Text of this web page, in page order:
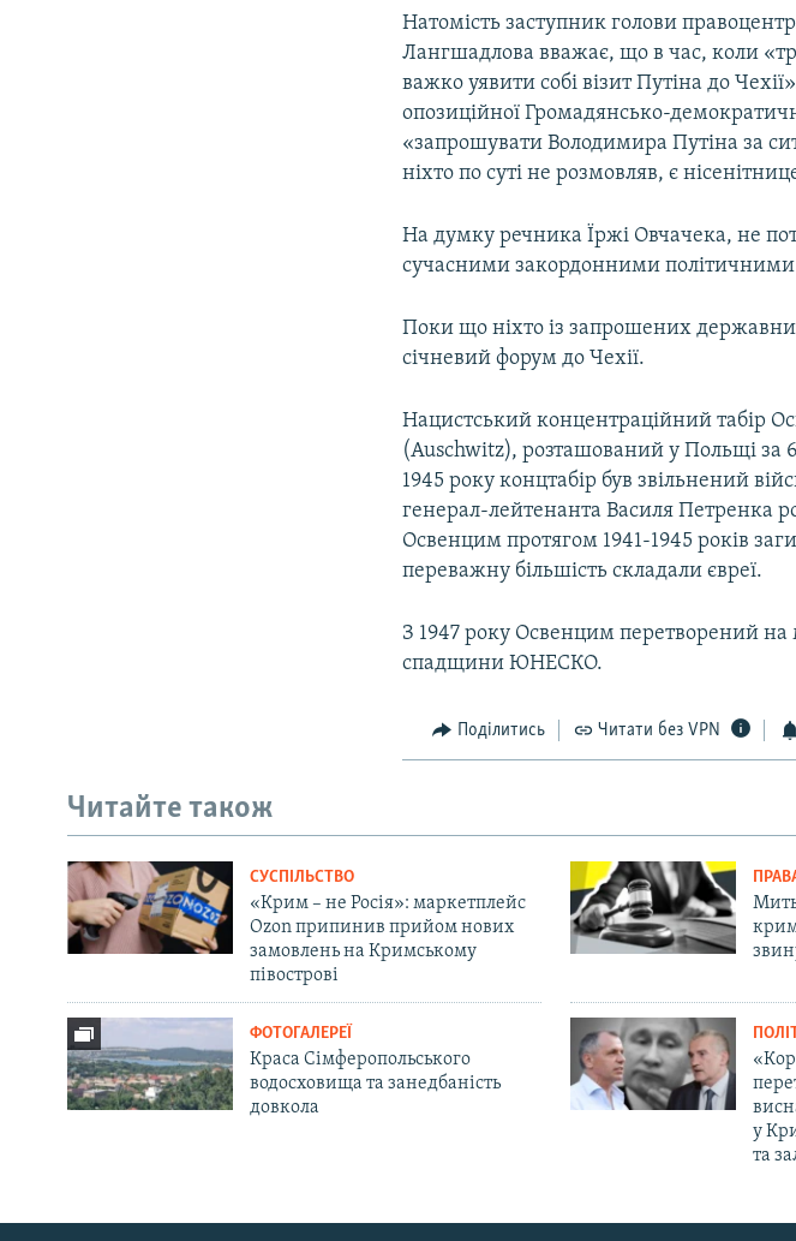
Русский
Натомість заступник голови
Лангшадлова вважає, що в час, коли
важко уявити собі візит Путіна до
опозиційної Громадянсько-
«запрошувати Володимира Путіна за
ніхто по суті не розмовляв, є
На думку речника Їржі Овчачека, не
сучасними закордонними політичними
Поки що ніхто із запрошених
січневий форум до Чехії.
Нацистський концентраційний табір
(Auschwitz), розташований у Польщі за
1945 року концтабір був звільнений
генерал-лейтенанта Василя Петренка
Освенцим протягом 1941-1945 років
переважну більшість складали євреї.
З 1947 року Освенцим перетворений на
спадщини ЮНЕСКО.
Поділитись Читати без VPN
Читайте також
СУСПІЛЬСТВО
«Крим – не Росія»: маркетплейс
Ozon припинив прийом нових
замовлень на Кримському
півострові
ФОТОГАЛЕРЕЇ
Краса Сімферопольського
водосховища та занедбаність
довкола
у
та